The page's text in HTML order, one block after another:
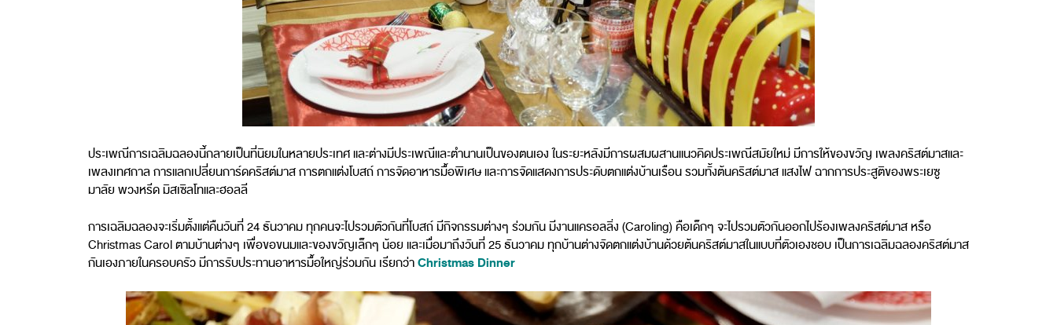
ประเพณีการเฉลิมฉลองนี้กลายเป็นที่นิยมในหลายประเทศ และต่างมีประเพณีและตำนานเป็นของตนเอง ในระยะหลังมีการผสมผสานแนวคิดประเพณีสมัยใหม่ มีการให้ของขวัญ เพลงคริสต์มาสและ
เพลงเทศกาล การแลกเปลี่ยนการ์ดคริสต์มาส การตกแต่งโบสถ์ การจัดอาหารมื้อพิเศษ และการจัดแสดงการประดับตกแต่งบ้านเรือน รวมทั้งต้นคริสต์มาส แสงไฟ ฉากการประสูติของพระเยซู
มาลัย พวงหรีด มิสเซิลโทและฮอลลี
การเฉลิมฉลองจะเริ่มตั้งแต่คืนวันที่ 24 ธันวาคม ทุกคนจะไปรวมตัวกันที่โบสถ์ มีกิจกรรมต่างๆ ร่วมกัน มีงานแครอลลิ่ง (Caroling) คือเด็กๆ จะไปรวมตัวกันออกไปร้องเพลงคริสต์มาส หรือ
Christmas Carol ตามบ้านต่างๆ เพื่อขอขนมและของขวัญเล็กๆ น้อย และเมื่อมาถึงวันที่ 25 ธันวาคม ทุกบ้านต่างจัดตกแต่งบ้านด้วยต้นคริสต์มาสในแบบที่ตัวเองชอบ เป็นการเฉลิมฉลองคริสต์มาส
กันเองภายในครอบครัว มีการรับประทานอาหารมื้อใหญ่ร่วมกัน เรียกว่าChristmas Dinner